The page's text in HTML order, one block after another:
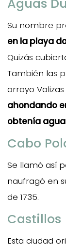
Aguas
Su nombre
en la playa
Quizás
También las
arroyo
ahondando
obtenía
Cabo
Se llamó así
naufragó en
de 1735.
Castillos
Esta ciudad